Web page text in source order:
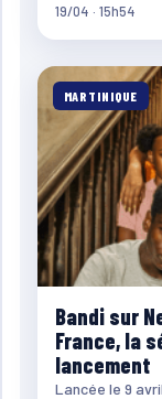
19/04 · 15h54
MARTINIQUE
Bandi sur
France, la
lancement
Lancée le 9